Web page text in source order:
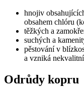
hnojiv
obsahem chlóru
těžkých a
suchých a
pěstování v
a vzniká
Odrůdy kopru